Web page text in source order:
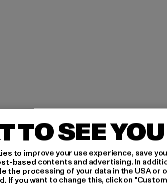
TO SEE
to improve your use experience, save
based contents and advertising. In
the processing of your data in the USA or
If you want to change this, click on